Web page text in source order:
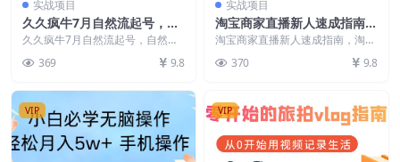
实战项目
久久疯牛7月自然流起号，自
然流起号、主播话术实战课
久久疯牛7月自然流起号，自然流
老孟-运营型主播话...
369 9.8
实战项目
淘宝商家直播新人速成指南，
淘宝直播入门小白必看
淘宝商家直播新人速成指南，淘宝
第一讲：访客成...
370 9.8
VIP VIP